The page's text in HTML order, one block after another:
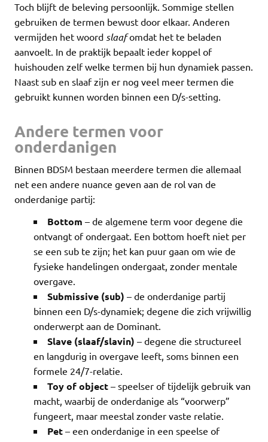
Toch blijft de beleving persoonlijk. Sommige stellen
gebruiken de termen bewust door elkaar. Anderen
vermijden het woord slaafomdat het te beladen
aanvoelt. In de praktijk bepaalt ieder koppel of
huishouden zelf welke termen bij hun dynamiek passen.
Naast sub en slaaf zijn er nog veel meer termen die
gebruikt kunnen worden binnen een D/s-setting.
Andere termen voor
onderdanigen
Binnen BDSM bestaan meerdere termen die allemaal
net een andere nuance geven aan de rol van de
onderdanige partij:
Bottom – de algemene term voor degene die
ontvangt of ondergaat. Een bottom hoeft niet per
se een sub te zijn; het kan puur gaan om wie de
fysieke handelingen ondergaat, zonder mentale
overgave.
Submissive (sub) – de onderdanige partij
binnen een D/s-dynamiek; degene die zich vrijwillig
onderwerpt aan de Dominant.
Slave (slaaf/slavin) – degene die structureel
en langdurig in overgave leeft, soms binnen een
formele 24/7-relatie.
Toy of object – speelser of tijdelijk gebruik van
macht, waarbij de onderdanige als “voorwerp”
fungeert, maar meestal zonder vaste relatie.
Pet – een onderdanige in een speelse of